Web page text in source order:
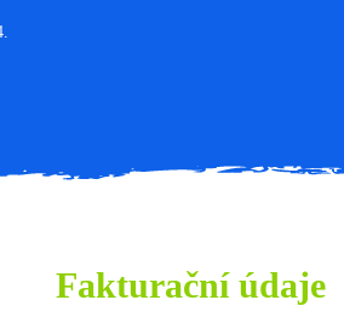
Fakturační údaje